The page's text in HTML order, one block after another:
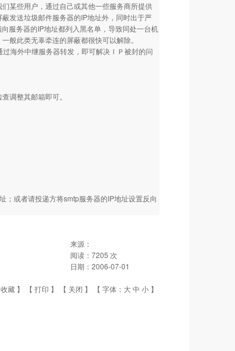
某些用户，通过自己或其他一些服务商所提供
发送垃圾邮件服务器的IP地址外，同时出于严
服务器的IP地址都列入黑名单，导致同处一台机
般此类无辜牵连的屏蔽都很快可以解除。
海外中继服务器转发，即可解决ＩＰ被封的问
调整其邮箱即可。
；或者请投递方将smtp服务器的IP地址设置反向
来源：
阅读： 7205 次
日期： 2006-07-01
收藏 】 【 打印 】 【 关闭 】 【 字体： 大中 小 】